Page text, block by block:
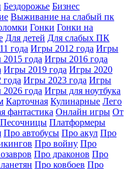
Бездорожье Бизнес
Выживание на слабый пк
Гонки Гонки на
Для детей Для слабых ПК
года Игры 2012 года Игры
года Игры 2016 года
Игры 2019 года Игры 2020
Игры 2023 года Игры
года Игры для ноутбука
Карточная Кулинарные Лего
фантастика Онлайн игры От
Песочницы Платформеры
Про автобусы Про акул Про
Про войну Про
Про драконов Про
Про ковбоев Про